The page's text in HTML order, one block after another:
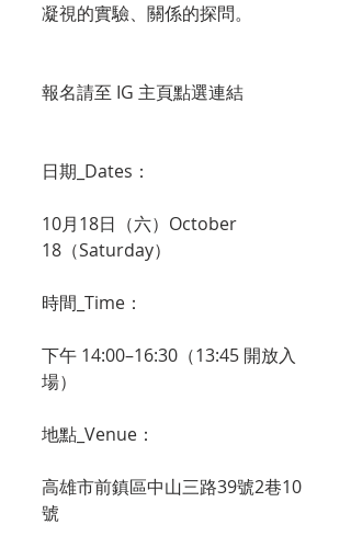
凝視的實驗、關係的探問。
報名請至 IG 主頁點選連結
日期_Dates：
10月18日（六）October
18（Saturday）
時間_Time：
下午 14:00–16:30（13:45 開放入
場）
地點_Venue：
高雄市前鎮區中山三路39號2巷10
號